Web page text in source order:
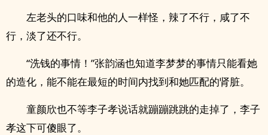
左老头的口味和他的人一样怪，辣了不行，咸了不
行，淡了还不行。
“洗钱的事情！”张韵涵也知道李梦梦的事情只能看她
的造化，能不能在最短的时间内找到和她匹配的肾脏。
童颜欣也不等李子孝说话就蹦蹦跳跳的走掉了，李子
孝这下可傻眼了。